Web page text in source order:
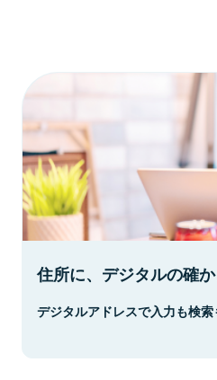
住所に、デジタルの確か
デジタルアドレスで入力も検索